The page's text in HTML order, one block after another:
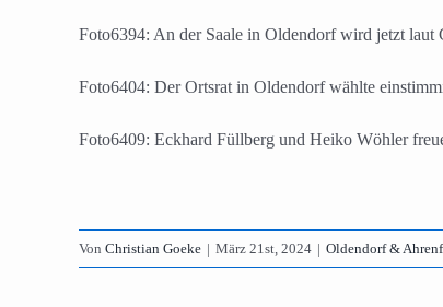
Foto6394: An der Saale in Oldendorf wird jetzt laut
Foto6404: Der Ortsrat in Oldendorf wählte
Foto6409: Eckhard Füllberg und Heiko Wöhler
Von Christian Goeke | März 21st, 2024 | Oldendorf &